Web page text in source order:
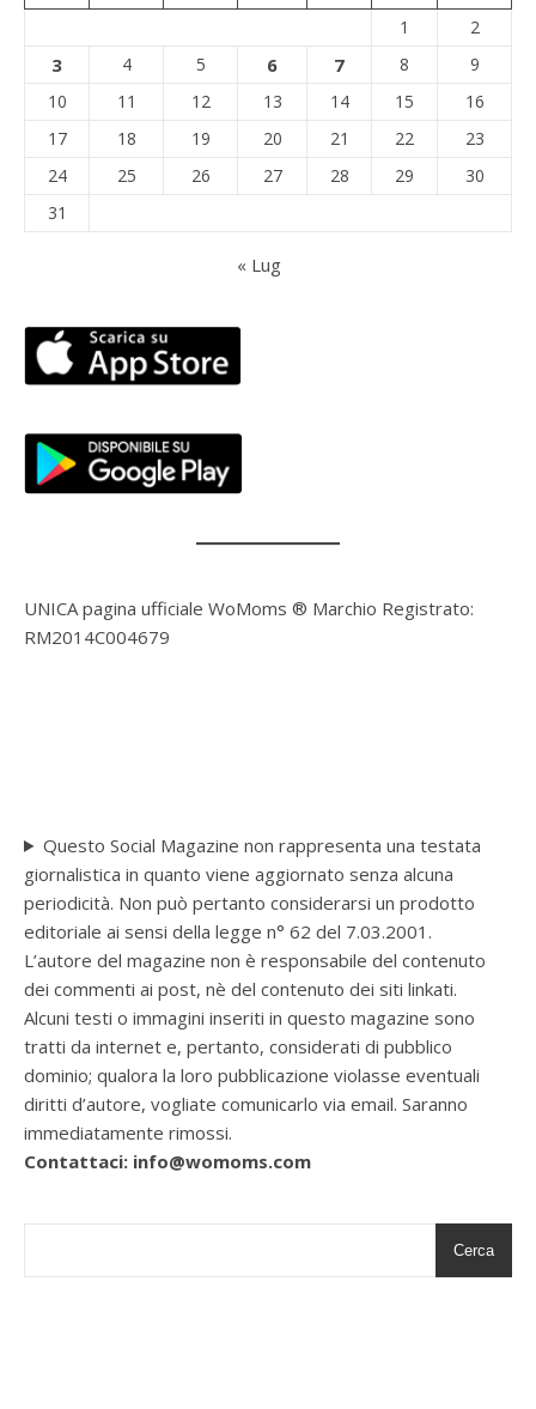
1
2
3 4 5 6 7 8
9
10
11 12 13 14 15
16
17
18 19 20 21 22
23
24
25 26 27 28 29
30
31
« Lug
UNICA pagina ufficiale WoMoms ® Marchio Registrato:
RM2014C004679
Questo Social Magazine non rappresenta una testata
giornalistica in quanto viene aggiornato senza alcuna
periodicità. Non può pertanto considerarsi un prodotto
editoriale ai sensi della legge n° 62 del 7.03.2001.
L’autore del magazine non è responsabile del contenuto
dei commenti ai post, nè del contenuto dei siti linkati.
Alcuni testi o immagini inseriti in questo magazine sono
tratti da internet e, pertanto, considerati di pubblico
dominio; qualora la loro pubblicazione violasse eventuali
diritti d’autore, vogliate comunicarlo via email. Saranno
immediatamente rimossi.
Contattaci: info@womoms.com
Cerca